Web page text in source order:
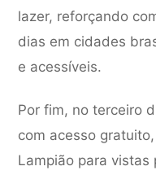
lazer, reforçando
dias em cidades
e acessíveis.
Por fim, no terceiro
com acesso
Lampião para vistas